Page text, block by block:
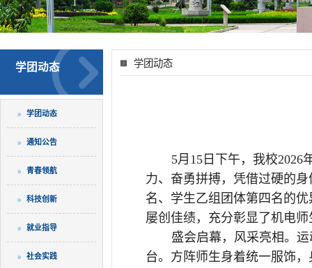
学团动态
学团动态
通知公告
青春领航
科技创新
就业指导
社会实践
学团动态
5月15日下午，我校
力、奋勇拼搏，凭借过硬的
名、学生乙组团体第四名的
屡创佳绩，充分彰显了机电
盛会启幕，风采亮相。
台。方阵师生身着统一服饰